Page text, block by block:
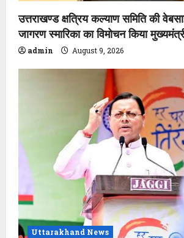
उत्तराखण्ड क्षत्रिय कल्याण समिति की
जागरण स्मारिका का विमोचन किया
admin August 9, 2026
Uttarakhand News